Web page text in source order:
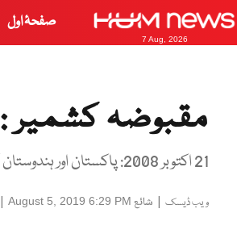
7 Aug, 2026
صفحۂ اول
مقبوضہ کشمیر : 1947سے لیکر آج تک۔۔۔
21 اکتوبر 2008: پاکستان اور ہندوستان کے بیچ پہلی بار تجارت کا آغاز ہوتا ہے۔
ویب ڈیسک | شائع August 5, 2019 6:29 PM
|